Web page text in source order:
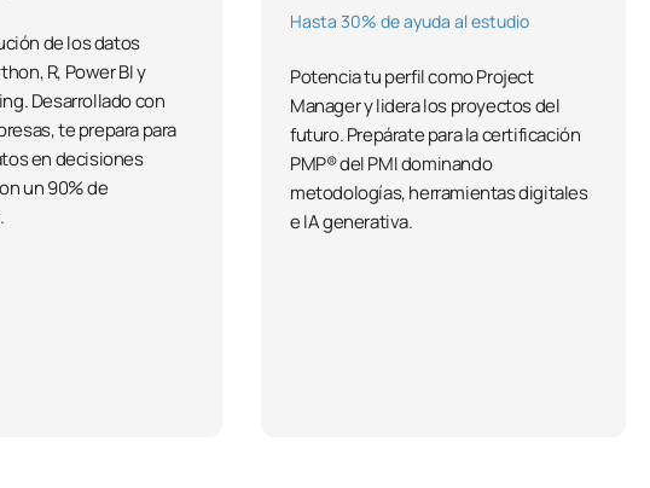
de los datos
R, Power BI y
Desarrollado con
te prepara para
en decisiones
un 90% de
Hasta 30% de ayuda al estudio
Potencia tu perfil como Project
Manager y lidera los proyectos del
futuro. Prepárate para la certificación
PMP® del PMI dominando
metodologías, herramientas digitales
e IA generativa.